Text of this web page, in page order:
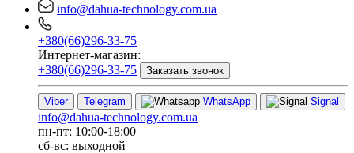
info@dahua-technology.com.ua
+380(66)296-33-75
Интернет-магазин:
+380(66)296-33-75
Заказать звонок
Viber Telegram WhatsApp Signal
info@dahua-technology.com.ua
пн-пт: 10:00-18:00
сб-вс: выходной